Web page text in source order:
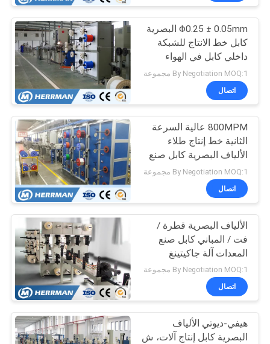
جولة
في
المعمل
مراقبة
الجودة
اتصل
أخبار
اطلب
اقتباس
خريطة
الموقع
كابل ستراندينغ آلة
145
آلة تصنيع كابلات
الألياف البصرية
45
آلة بثق الكابلات
24
Φ0.25 ± 0.05mm البصرية
كابل خط الانتاج للشبكة
داخلي كابل في الهواء
الطلق
By Negotiation MOQ:1 مجموعة
اتصال
800MPM عالية السرعة
الثانية خط إنتاج طلاء
الألياف البصرية كابل صنع
آلة
By Negotiation MOQ:1 مجموعة
اتصال
الألياف البصرية قطرة /
فت / المباني كابل صنع
المعدات آلة جاكيتينغ
80rpm
By Negotiation MOQ:1 مجموعة
اتصال
هيفي-ديوتي الألياف
البصرية كابل إنتاج آلات، ش